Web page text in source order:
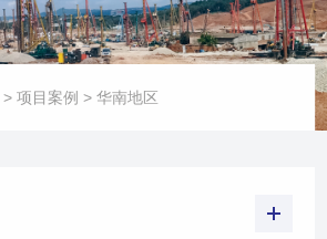
项目案例
>项目案例 >华南地区